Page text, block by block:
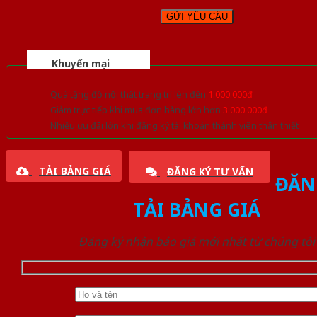
Khuyến mại
Quà tặng đồ nội thất trang trí lên đến 1.000.000đ
Giảm trực tiếp khi mua đơn hàng lớn hơn 3.000.000đ
Nhiều ưu đãi lớn khi đăng ký tài khoản thành viên thân thiết
TẢI BẢNG GIÁ ĐĂNG KÝ TƯ VẤN
TẢI BẢNG GIÁ
Đăng ký nhận báo giá mới nhất từ chúng tôi